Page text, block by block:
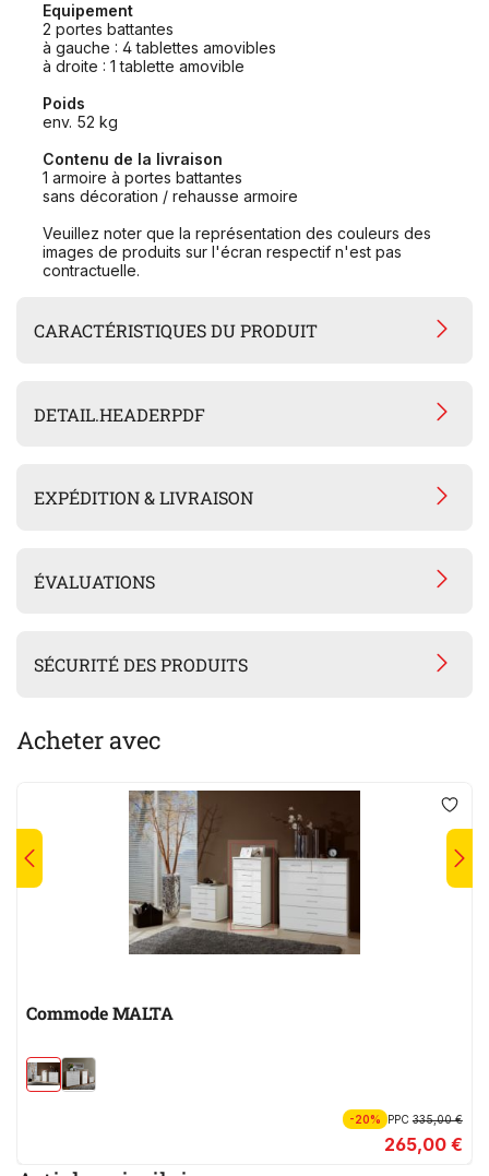
Equipement
2 portes battantes
à gauche : 4 tablettes amovibles
à droite : 1 tablette amovible
Poids
env. 52 kg
Contenu de la livraison
1 armoire à portes battantes
sans décoration / rehausse armoire
Veuillez noter que la représentation des couleurs des
images de produits sur l'écran respectif n'est pas
contractuelle.
CARACTÉRISTIQUES DU PRODUIT
DETAIL.HEADERPDF
EXPÉDITION & LIVRAISON
ÉVALUATIONS
SÉCURITÉ DES PRODUITS
Acheter avec
Commode MALTA
-20% PPC335,00 €
265,00 €